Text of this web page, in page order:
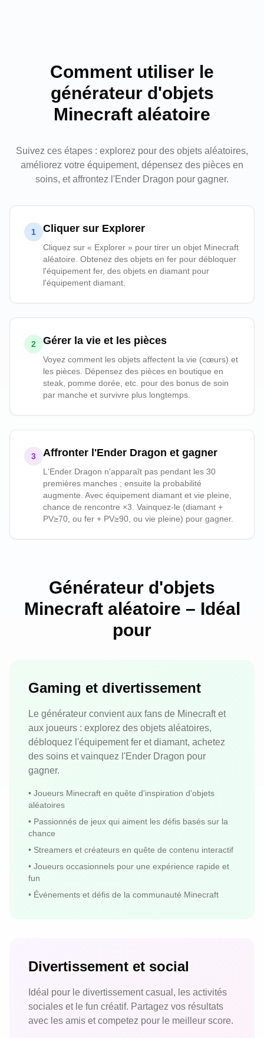
Comment utiliser le
générateur d'objets
Minecraft aléatoire
Suivez ces étapes : explorez pour des objets aléatoires,
améliorez votre équipement, dépensez des pièces en
soins, et affrontez l'Ender Dragon pour gagner.
1 Cliquer sur Explorer
Cliquez sur « Explorer » pour tirer un objet Minecraft
aléatoire. Obtenez des objets en fer pour débloquer
l'équipement fer, des objets en diamant pour
l'équipement diamant.
2 Gérer la vie et les pièces
Voyez comment les objets affectent la vie (cœurs) et
les pièces. Dépensez des pièces en boutique en
steak, pomme dorée, etc. pour des bonus de soin
par manche et survivre plus longtemps.
3 Affronter l'Ender Dragon et gagner
L'Ender Dragon n'apparaît pas pendant les 30
premières manches ; ensuite la probabilité
augmente. Avec équipement diamant et vie pleine,
chance de rencontre ×3. Vainquez-le (diamant +
PV≥70, ou fer + PV≥90, ou vie pleine) pour gagner.
Générateur d'objets
Minecraft aléatoire – Idéal
pour
Gaming et divertissement
Le générateur convient aux fans de Minecraft et
aux joueurs : explorez des objets aléatoires,
débloquez l'équipement fer et diamant, achetez
des soins et vainquez l'Ender Dragon pour
gagner.
• Joueurs Minecraft en quête d'inspiration d'objets
aléatoires
• Passionnés de jeux qui aiment les défis basés sur la
chance
• Streamers et créateurs en quête de contenu interactif
• Joueurs occasionnels pour une expérience rapide et
fun
• Événements et défis de la communauté Minecraft
Divertissement et social
Idéal pour le divertissement casual, les activités
sociales et le fun créatif. Partagez vos résultats
avec les amis et competez pour le meilleur score.